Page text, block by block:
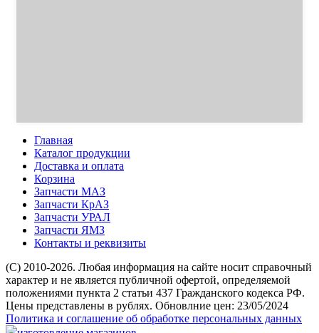
Главная
Каталог продукции
Доставка и оплата
Корзина
Запчасти МАЗ
Запчасти КрАЗ
Запчасти УРАЛ
Запчасти ЯМЗ
Контакты и реквизиты
(C) 2010-2026. Любая информация на сайте носит справочный
характер и не является публичной офертой, определяемой
положениями пункта 2 статьи 437 Гражданского кодекса РФ.
Цены представлены в рублях. Обновлние цен: 23/05/2024
Политика и соглашение об обработке персональных данных